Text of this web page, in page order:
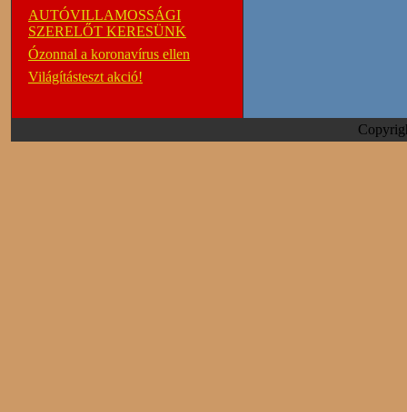
AUTÓVILLAMOSSÁGI
SZERELŐT KERESÜNK
Ózonnal a koronavírus ellen
Világításteszt akció!